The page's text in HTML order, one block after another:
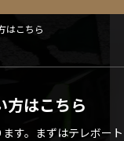
はこちら
方はこちら
す。まずはテレボー